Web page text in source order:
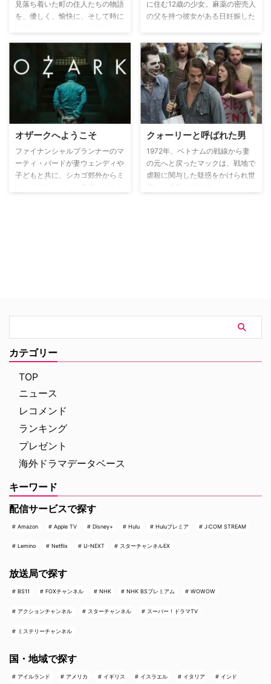
見落ち着いた町の住人たちの物語
を、優しく、愉快に、そして時に
オリーヴの日常や、人生の苦しみ
や喜び、後悔や希望を淡々と映し
に住む12歳の少女。麻薬の密売人
の父を持つ彼女がある日妊娠した
美しい湖畔の街に隠された恐るべ
き事実が次々と明らかになってい
く…。
オザークへようこそ
ファイナンシャルプランナーのマ
ーティ・バードが妻ウェンディや
子どもと共に、シカゴ郊外からミ
クォーリーと呼ばれた男
1972年、ベトナムの戦線から妻
の元へと戻ったマックは、戦地で
虐殺に関与した疑惑をかけられ世
カテゴリー
TOP
ニュース
レコメンド
ランキング
プレゼント
海外ドラマデータベース
キーワード
配信サービスで探す
Amazon Apple TV Disney+ Hulu Huluプレミア J:COM STREAM
Lemino Netflix U-NEXT スターチャンネルEX
放送局で探す
BS11 FOXチャンネル NHK NHK BSプレミアム WOWOW
アクションチャンネル スターチャンネル スーパー！ドラマTV
ミステリーチャンネル
国・地域で探す
アイルランド アメリカ イギリス イスラエル イタリア インド